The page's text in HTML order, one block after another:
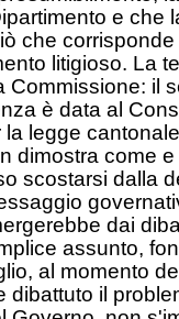
e che
che
litigioso. La
Commissione: il
è data al
legge
dimostra come
scostarsi dalla
dai
assunto,
al momento
dibattuto il